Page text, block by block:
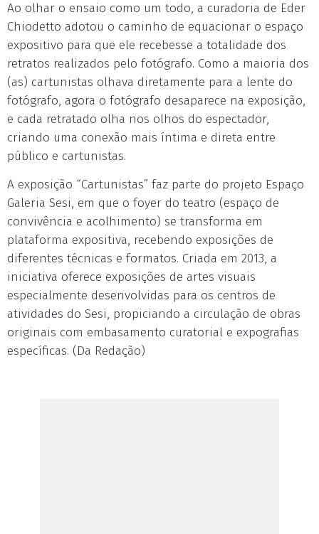
Ao olhar o ensaio como um todo, a curadoria de Eder
Chiodetto adotou o caminho de equacionar o espaço
expositivo para que ele recebesse a totalidade dos
retratos realizados pelo fotógrafo. Como a maioria dos
(as) cartunistas olhava diretamente para a lente do
fotógrafo, agora o fotógrafo desaparece na exposição,
e cada retratado olha nos olhos do espectador,
criando uma conexão mais íntima e direta entre
público e cartunistas.
A exposição “Cartunistas” faz parte do projeto Espaço
Galeria Sesi, em que o foyer do teatro (espaço de
convivência e acolhimento) se transforma em
plataforma expositiva, recebendo exposições de
diferentes técnicas e formatos. Criada em 2013, a
iniciativa oferece exposições de artes visuais
especialmente desenvolvidas para os centros de
atividades do Sesi, propiciando a circulação de obras
originais com embasamento curatorial e expografias
específicas. (Da Redação)